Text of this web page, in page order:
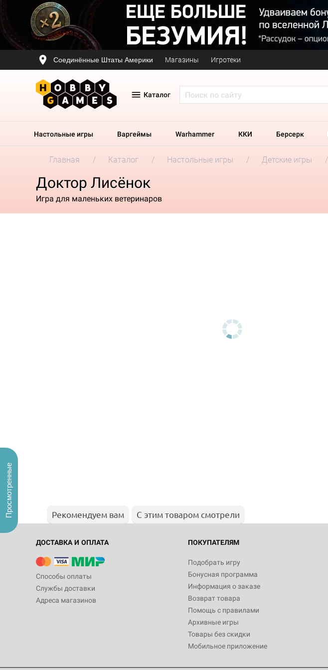
Соединённые Штаты Америки Магазины Игротеки
Каталог
Настольные игры Варгеймы Warhammer ККИ Берсерк
Главная Каталог Настольные игры Детские игры
Доктор Лисёнок
Игра для маленьких ветеринаров
Рекомендуем вам С этим товаром смотрели
ДОСТАВКА И ОПЛАТА
Способы оплаты
Службы доставки
Адреса магазинов
ПОКУПАТЕЛЯМ
Подобрать игру
Бонусная программа
Информация о заказе
Возврат товара
Помощь с правилами
Архивные игры
Товары без скидки
Мобильное приложение
Просмотренные